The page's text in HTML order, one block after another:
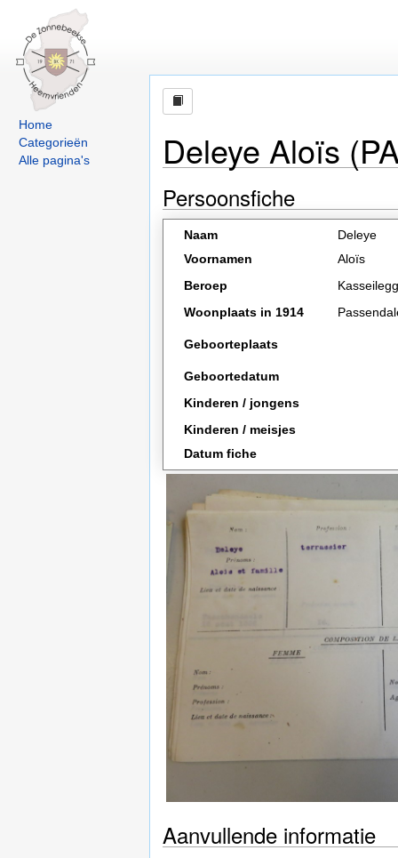
Home
Categorieën
Alle pagina's
Deleye Aloïs
Persoonsfiche
Naam
Deleye
Voornamen
Aloïs
Beroep
Woonplaats in 1914
Geboorteplaats
Geboortedatum
Kinderen / jongens
Kinderen / meisjes
Datum fiche
Aanvullende informatie